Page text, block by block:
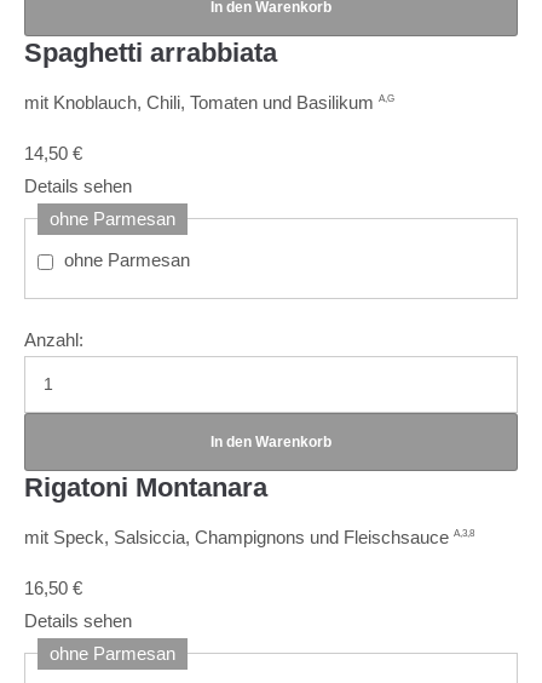
Spaghetti arrabbiata
mit Knoblauch, Chili, Tomaten und Basilikum A,G
14,50 €
Details sehen
ohne Parmesan
ohne Parmesan
Anzahl:
Rigatoni Montanara
mit Speck, Salsiccia, Champignons und Fleischsauce A,3,8
16,50 €
Details sehen
ohne Parmesan